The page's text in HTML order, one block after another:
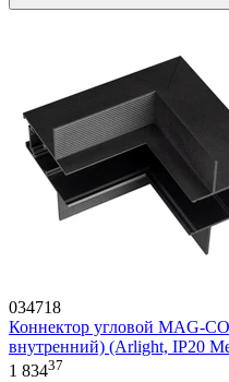
034718
Коннектор угловой MAG-
внутренний) (Arlight, IP20
1 83437